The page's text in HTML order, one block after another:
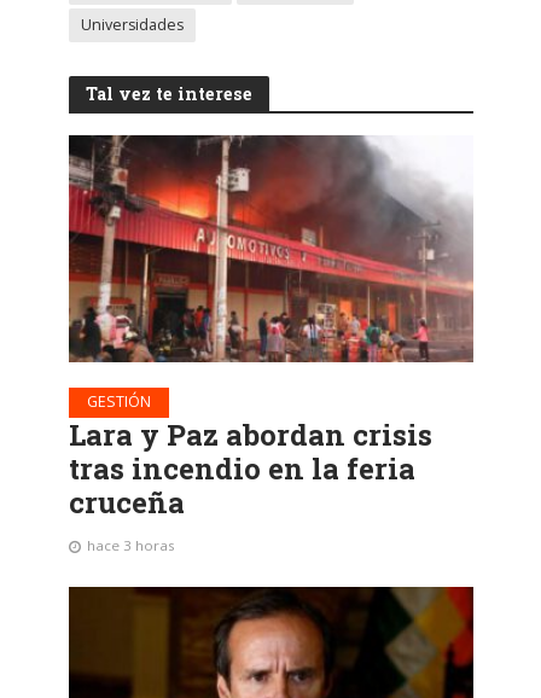
Universidades
Tal vez te interese
GESTIÓN
Lara y Paz abordan crisis
tras incendio en la feria
cruceña
hace 3 horas